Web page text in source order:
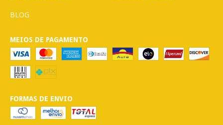
BLOG
MEIOS DE PAGAMENTO
FORMAS DE ENVIO